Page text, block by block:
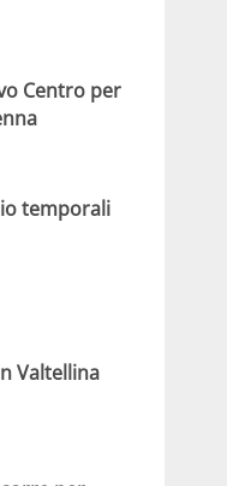
Centro per
temporali
Valtellina